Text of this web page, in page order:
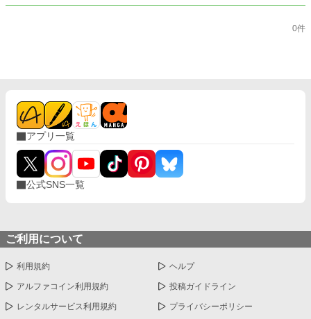
0件
アプリ一覧
公式SNS一覧
ご利用について
利用規約 ヘルプ
アルファコイン利用規約 投稿ガイドライン
レンタルサービス利用規約 プライバシーポリシー